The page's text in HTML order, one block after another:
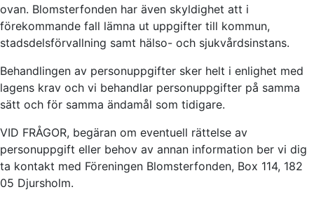
ovan. Blomsterfonden har även skyldighet att i
förekommande fall lämna ut uppgifter till kommun,
stadsdelsförvallning samt hälso- och sjukvårdsinstans.
Behandlingen av personuppgifter sker helt i enlighet med
lagens krav och vi behandlar personuppgifter på samma
sätt och för samma ändamål som tidigare.
VID FRÅGOR, begäran om eventuell rättelse av
personuppgift eller behov av annan information ber vi dig
ta kontakt med Föreningen Blomsterfonden, Box 114, 182
05 Djursholm.